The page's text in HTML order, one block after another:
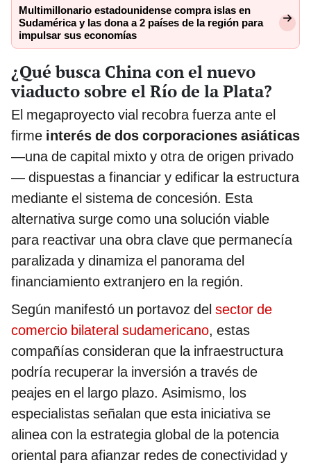
Multimillonario estadounidense compra islas en
Sudamérica y las dona a 2 países de la región para
impulsar sus economías
¿Qué busca China con el nuevo
viaducto sobre el Río de la Plata?
El megaproyecto vial recobra fuerza ante el
firme interés de dos corporaciones asiáticas
—una de capital mixto y otra de origen privado
— dispuestas a financiar y edificar la estructura
mediante el sistema de concesión. Esta
alternativa surge como una solución viable
para reactivar una obra clave que permanecía
paralizada y dinamiza el panorama del
financiamiento extranjero en la región.
Según manifestó un portavoz del sector de
comercio bilateral sudamericano, estas
compañías consideran que la infraestructura
podría recuperar la inversión a través de
peajes en el largo plazo. Asimismo, los
especialistas señalan que esta iniciativa se
alinea con la estrategia global de la potencia
oriental para afianzar redes de conectividad y